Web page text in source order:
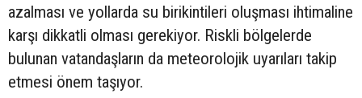
azalması ve yollarda su birikintileri oluşması ihtimaline
karşı dikkatli olması gerekiyor. Riskli bölgelerde
bulunan vatandaşların da meteorolojik uyarıları takip
etmesi önem taşıyor.